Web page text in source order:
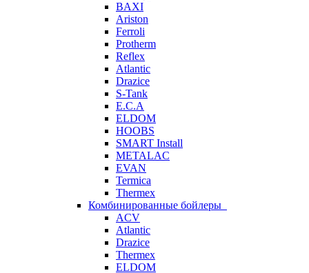
BAXI
Ariston
Ferroli
Protherm
Reflex
Atlantic
Drazice
S-Tank
E.C.A
ELDOM
HOOBS
SMART Install
METALAC
EVAN
Termica
Thermex
Комбинированные бойлеры
ACV
Atlantic
Drazice
Thermex
ELDOM